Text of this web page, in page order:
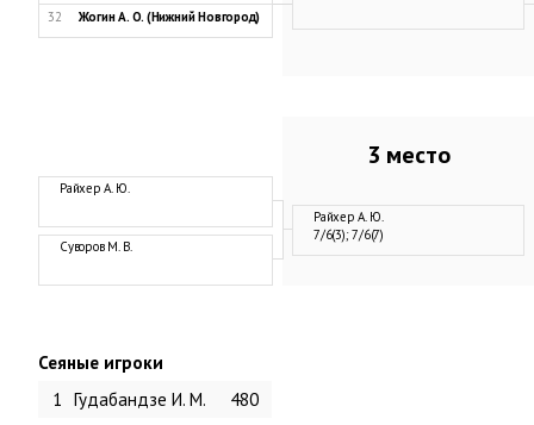
32
Жогин А. О. (Нижний Новгород)
Райхер А. Ю.
Суворов М. В.
3 место
Райхер А. Ю.
7/6(3); 7/6(7)
Сеяные игроки
1 Гудабандзе И. М. 480